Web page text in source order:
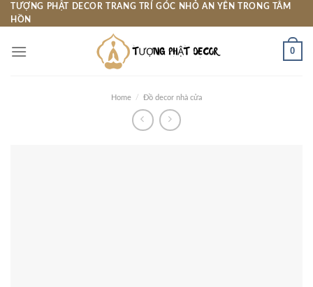
Skip
to
TƯỢNG PHẬT DECOR TRANG TRÍ GÓC NHỎ AN YÊN TRONG TÂM
HỒN
0
Home / Đồ decor nhà cửa